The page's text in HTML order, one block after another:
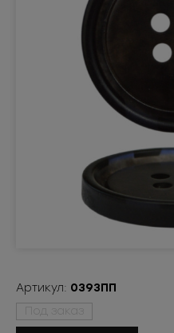
Артикул: 0393ПП
Под заказ